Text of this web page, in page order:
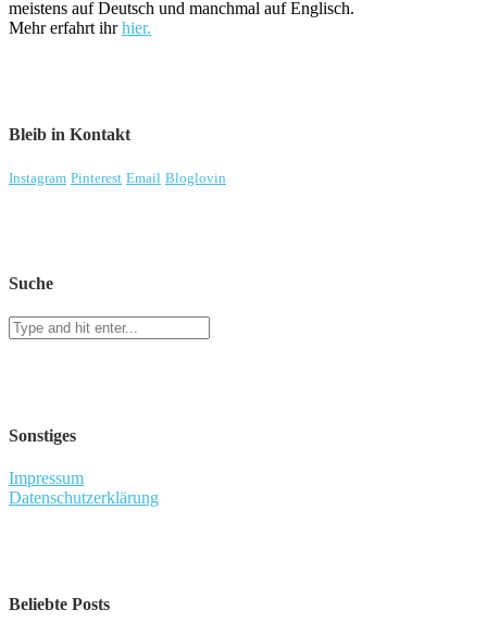
meistens auf Deutsch und manchmal auf Englisch.
Mehr erfahrt ihrhier.
Bleib in Kontakt
Instagram Pinterest Email Bloglovin
Suche
Sonstiges
Impressum
Datenschutzerklärung
Beliebte Posts